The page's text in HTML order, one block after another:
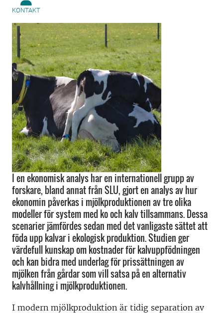
KONTAKT
I en ekonomisk analys har en internationell grupp av
forskare, bland annat från SLU, gjort en analys av hur
ekonomin påverkas i mjölkproduktionen av tre olika
modeller för system med ko och kalv tillsammans. Dessa
scenarier jämfördes sedan med det vanligaste sättet att
föda upp kalvar i ekologisk produktion. Studien ger
värdefull kunskap om kostnader för kalvuppfödningen
och kan bidra med underlag för prissättningen av
mjölken från gårdar som vill satsa på en alternativ
kalvhållning i mjölkproduktionen.
I modern mjölkproduktion är tidig separation av